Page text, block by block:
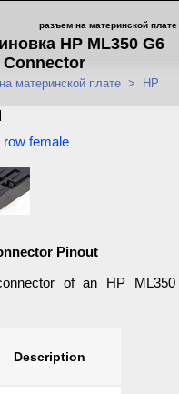
разъем на материнской плате
HP ML350 G6
Connector
материнской плате >
HP
female
Pinout
of an HP ML350
Description